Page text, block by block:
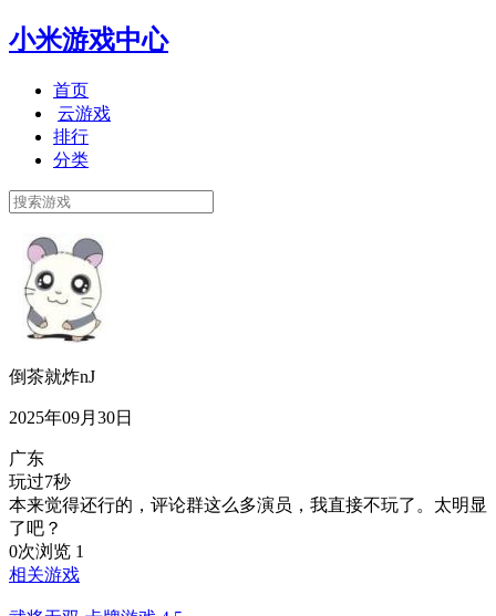
小米游戏中心
首页
云游戏
排行
分类
倒茶就炸nJ
2025年09月30日
广东
玩过7秒
本来觉得还行的，评论群这么多演员，我直接不玩了。太明显
了吧？
0次浏览 1
相关游戏